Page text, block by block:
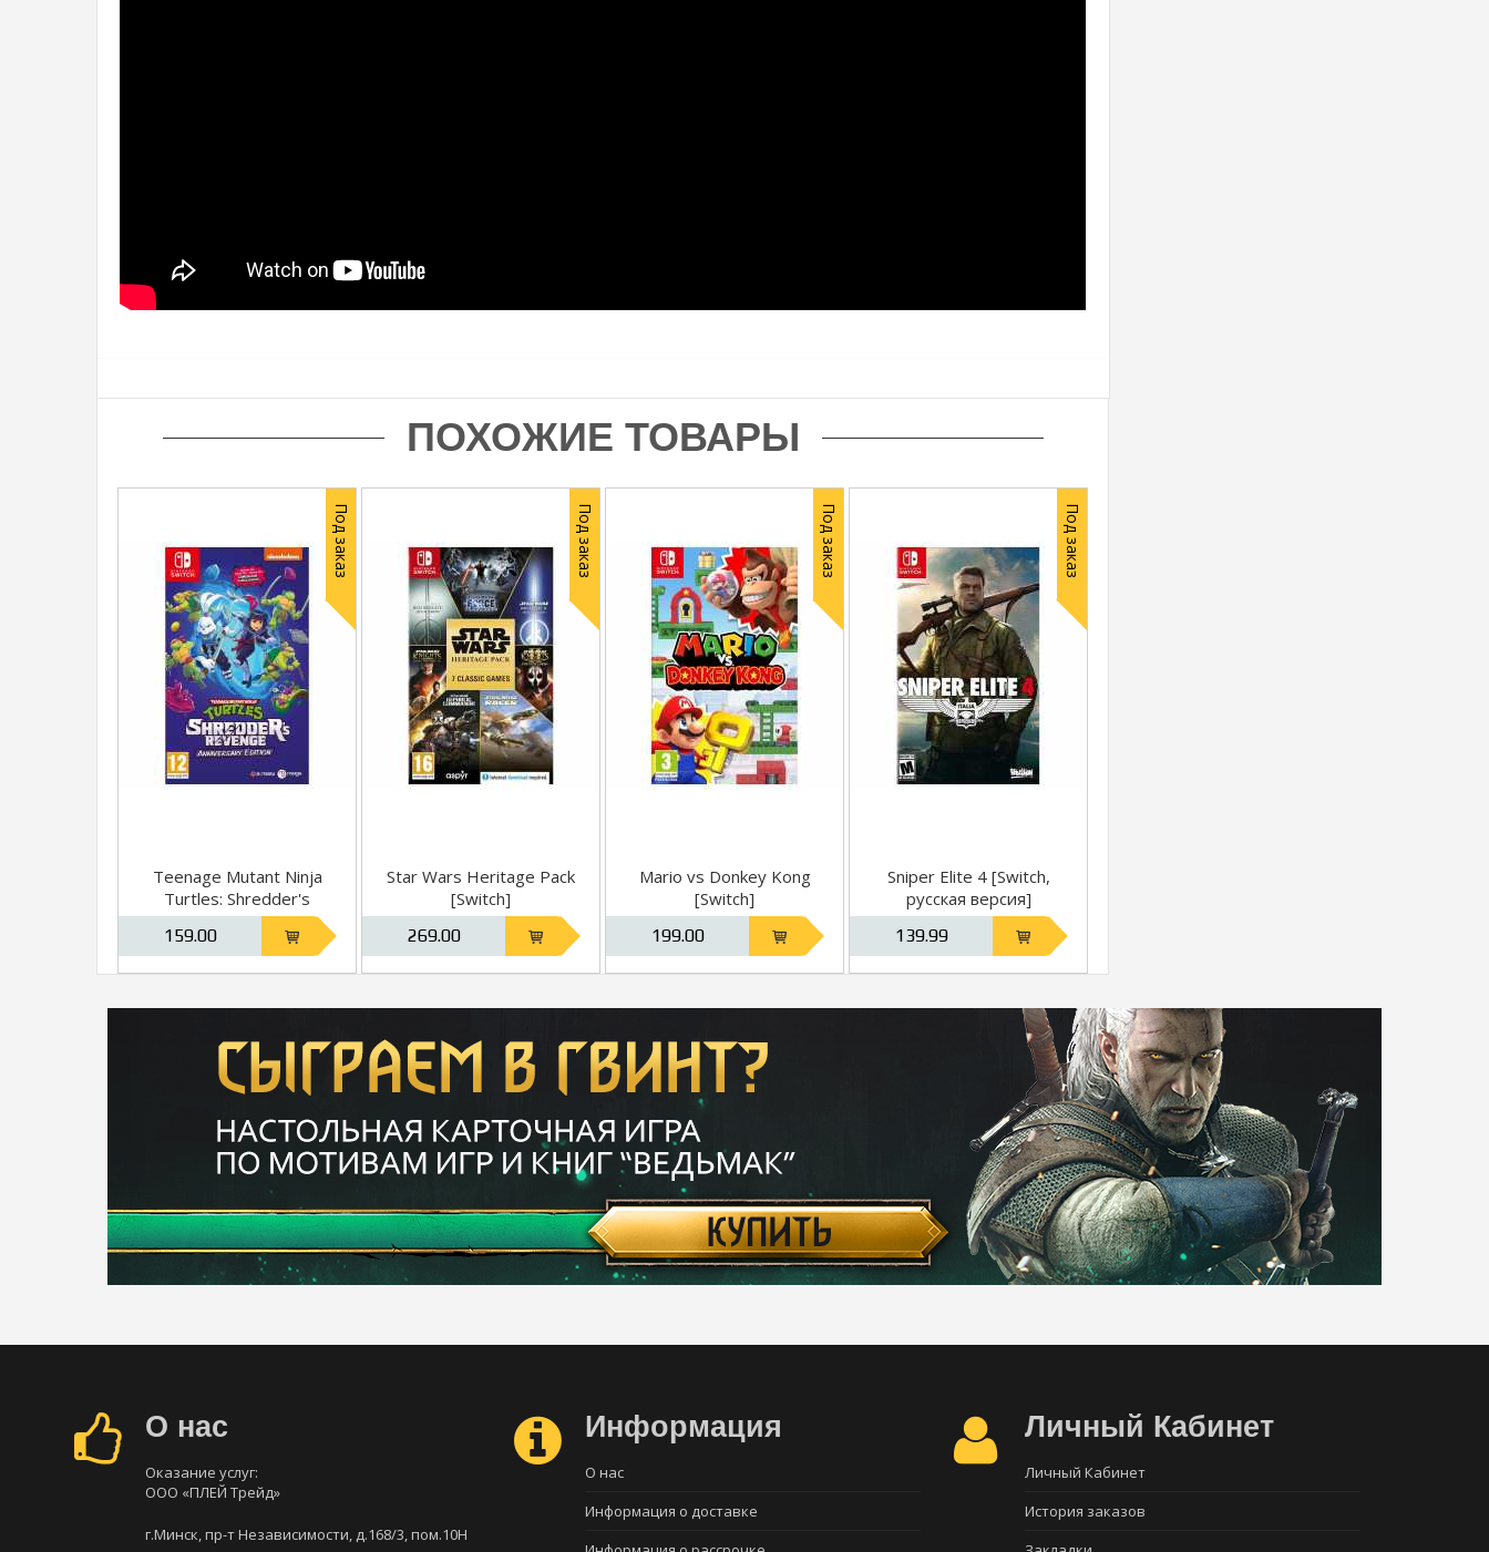
ПОХОЖИЕ ТОВАРЫ
Под заказ
Teenage Mutant Ninja
Turtles: Shredder's
Revenge - Anniversary
Edition [Switch]
159.00
Под заказ
Star Wars Heritage Pack
[Switch]
269.00
Под заказ
Mario vs Donkey Kong
[Switch]
199.00
Под заказ
Sniper Elite 4 [Switch,
русская версия]
139.99
О нас
Оказание услуг:
ООО «ПЛЕЙ Трейд»
г.Минск, пр-т Независимости, д.168/3, пом.10Н
Информация
О нас
Информация о доставке
Личный Кабинет
Личный Кабинет
История заказов